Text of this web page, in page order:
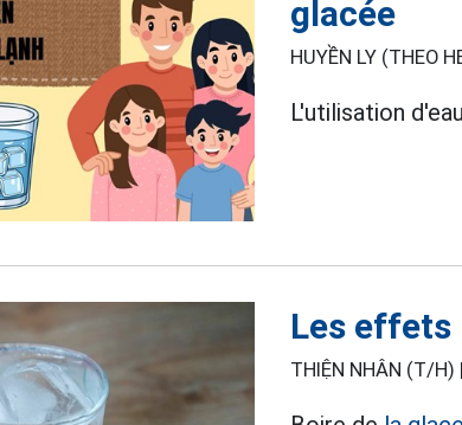
glacée
HUYỀN LY (THEO
L'utilisation d'eau
Les effets
THIỆN NHÂN (T/H) |